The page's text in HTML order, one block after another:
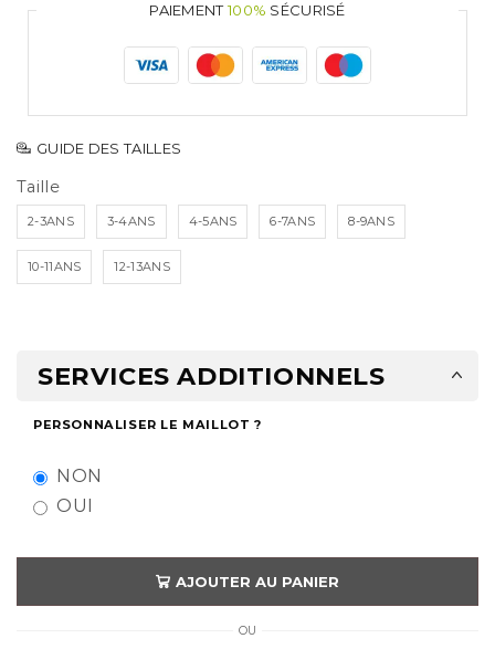
PAIEMENT100% SÉCURISÉ
GUIDE DES TAILLES
Taille
2-3ANS 3-4ANS 4-5ANS 6-7ANS 8-9ANS
10-11ANS 12-13ANS
SERVICES ADDITIONNELS
PERSONNALISER LE MAILLOT ?
NON
OUI
AJOUTER AU PANIER
OU